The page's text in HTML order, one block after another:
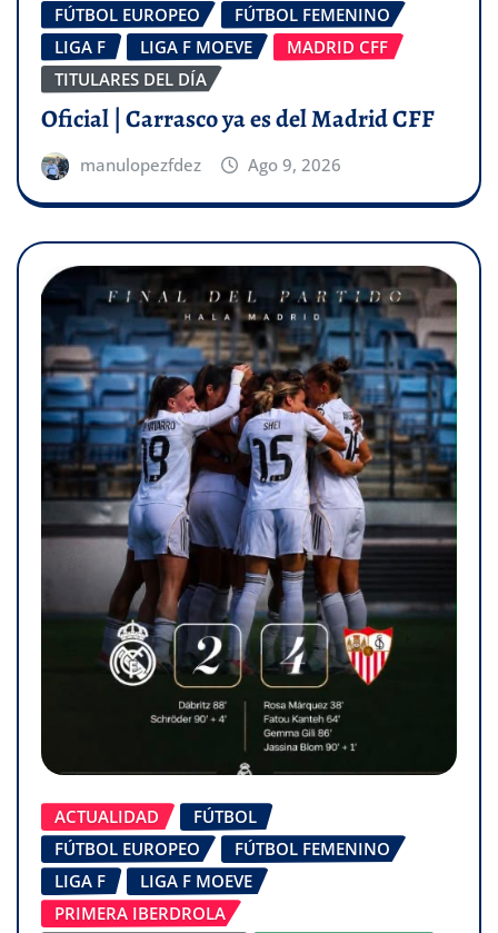
FÚTBOL EUROPEO
FÚTBOL FEMENINO
LIGA F
LIGA F MOEVE
MADRID CFF
TITULARES DEL DÍA
Oficial | Carrasco ya es del Madrid CFF
manulopezfdez Ago 9, 2026
ACTUALIDAD
FÚTBOL
FÚTBOL EUROPEO
FÚTBOL FEMENINO
LIGA F
LIGA F MOEVE
PRIMERA IBERDROLA